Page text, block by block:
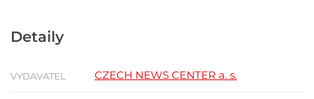
Detaily
VYDAVATEL CZECH NEWS CENTER a. s.